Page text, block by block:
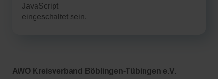
JavaScript
eingeschaltet sein.
AWO Kreisverband Böblingen-Tübingen e.V.